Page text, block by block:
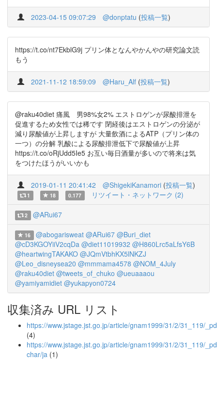
2023-04-15 09:07:29 @donptatu (投稿一覧)
https://t.co/nt7EkblG9j プリン体となんやかんやの研究論文読
もう
2021-11-12 18:59:09 @Haru_Alf (投稿一覧)
@raku40diet 痛風 男98%女2% エストロゲンが尿酸排泄を
促進するため女性では稀です 閉経後はエストロゲンの分泌が
減り尿酸値が上昇しますが 大量飲酒によるATP（プリン体の
一つ）の分解 乳酸による尿酸排泄低下で尿酸値が上昇
https://t.co/oRjUdd5Ie5 お互い毎日酒量が多いので将来は気
をつけたほうがいいかも
2019-01-11 20:41:42 @ShigekiKanamori (投稿一覧)
1 18 0.177 リツイート・ネットワーク (2)
2 @ARui67
16 @abogarisweat @ARui67 @Buri_diet
@cD3KGOYiiV2cqDa @diet11019932 @H860Lrc5aLfsY6B
@heartwingTAKAKO @JQmVtbhKX5lNKZJ
@Leo_disneysea20 @mmmama4578 @NOM_4July
@raku40diet @tweets_of_chuko @ueuaaaou
@yamiyamidiet @yukapyon0724
収集済み URL リスト
https://www.jstage.jst.go.jp/article/gnam1999/31/2/31_119/
(4)
https://www.jstage.jst.go.jp/article/gnam1999/31/2/31_119/
char/ja (1)